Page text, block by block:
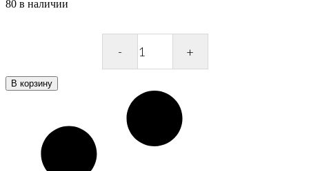
80 в наличии
Лаванды
В корзину